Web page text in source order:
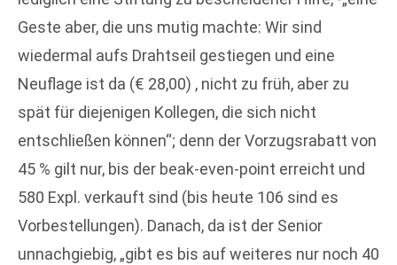
Geste aber, die uns mutig machte: Wir sind
wiedermal aufs Drahtseil gestiegen und eine
Neuflage ist da (€ 28,00) , nicht zu früh, aber zu
spät für diejenigen Kollegen, die sich nicht
entschließen können“; denn der Vorzugsrabatt von
45 % gilt nur, bis der beak-even-point erreicht und
580 Expl. verkauft sind (bis heute 106 sind es
Vorbestellungen). Danach, da ist der Senior
unnachgiebig, „gibt es bis auf weiteres nur noch 40